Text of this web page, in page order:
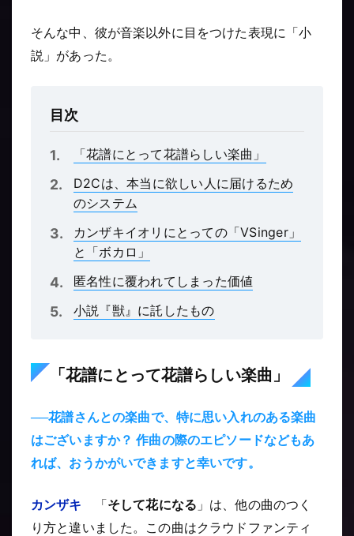
そんな中、彼が音楽以外に目をつけた表現に「小
説」があった。
目次
「花譜にとって花譜らしい楽曲」
D2Cは、本当に欲しい人に届けるため
のシステム
カンザキイオリにとっての「VSinger」
と「ボカロ」
匿名性に覆われてしまった価値
小説『獣』に託したもの
「花譜にとって花譜らしい楽曲」
──花譜さんとの楽曲で、特に思い入れのある楽曲
はございますか？ 作曲の際のエピソードなどもあ
れば、おうかがいできますと幸いです。
カンザキ 「そして花になる 」は、他の曲のつく
り方と違いました。この曲はクラウドファンティ